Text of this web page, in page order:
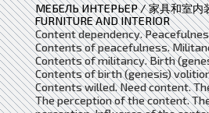
МЕБЕЛЬ ИНТЕРЬЕР / 家具和室内
FURNITURE AND INTERIOR
Content dependency.
Contents of peacefulness.
Contents of militancy. Birth
Contents of birth (genesis)
Contents willed. Need content.
The perception of the content.